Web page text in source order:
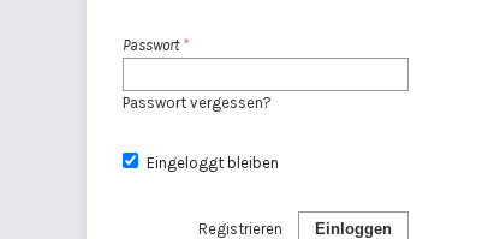
Passwort *
Passwort vergessen?
Eingeloggt bleiben
Einloggen
Registrieren